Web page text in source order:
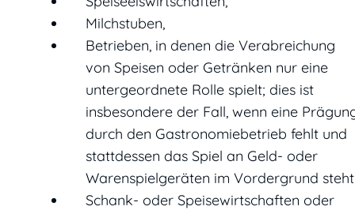
Milchstuben,
Betrieben, in denen die Verabreichung
von Speisen oder Getränken nur eine
untergeordnete Rolle spielt; dies ist
insbesondere der Fall, wenn eine
durch den Gastronomiebetrieb fehlt und
stattdessen das Spiel an Geld- oder
Warenspielgeräten im Vordergrund steht
Schank- oder Speisewirtschaften oder